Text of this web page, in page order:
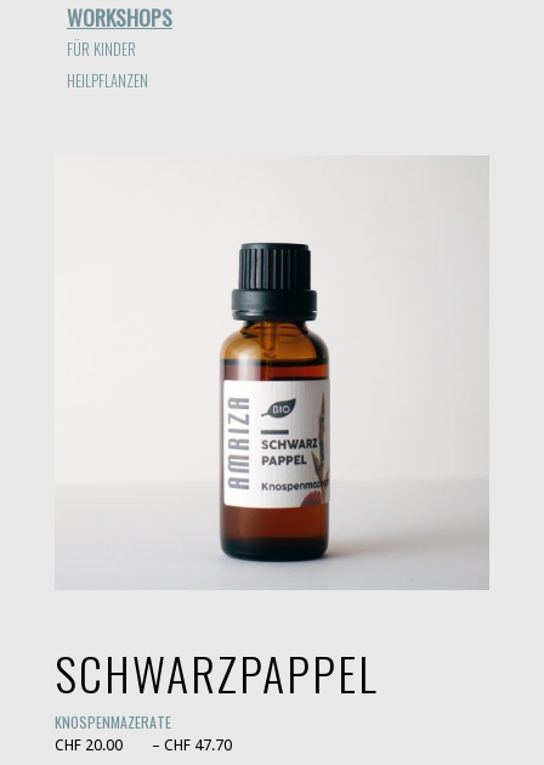
WORKSHOPS
FÜR KINDER
HEILPFLANZEN
SCHWARZPAPPEL
KNOSPENMAZERATE
CHF20.00 – CHF47.70